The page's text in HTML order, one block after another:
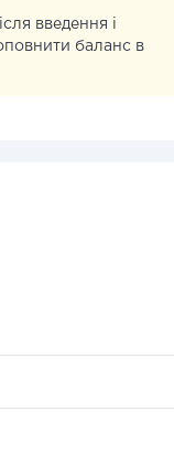
введення і
баланс в